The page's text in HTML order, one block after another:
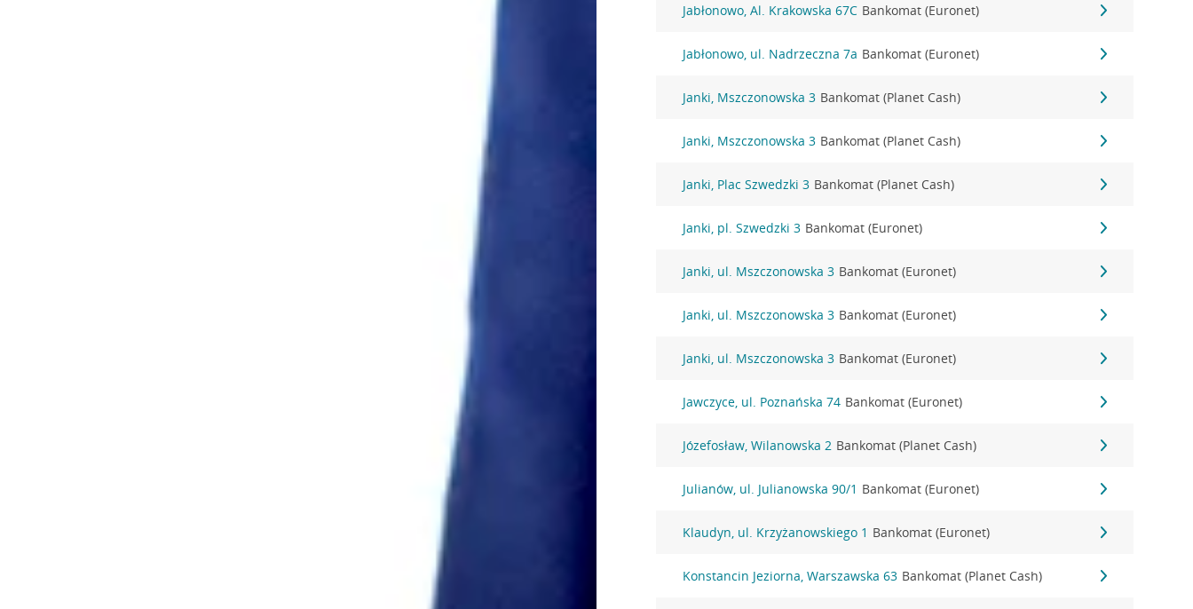
Jabłonowo, Al. Krakowska 67C Bankomat (Euronet)
Jabłonowo, ul. Nadrzeczna 7a Bankomat (Euronet)
Janki, Mszczonowska 3 Bankomat (Planet Cash)
Janki, Mszczonowska 3 Bankomat (Planet Cash)
Janki, Plac Szwedzki 3 Bankomat (Planet Cash)
Janki, pl. Szwedzki 3 Bankomat (Euronet)
Janki, ul. Mszczonowska 3 Bankomat (Euronet)
Janki, ul. Mszczonowska 3 Bankomat (Euronet)
Janki, ul. Mszczonowska 3 Bankomat (Euronet)
Jawczyce, ul. Poznańska 74 Bankomat (Euronet)
Józefosław, Wilanowska 2 Bankomat (Planet Cash)
Julianów, ul. Julianowska 90/1 Bankomat (Euronet)
Klaudyn, ul. Krzyżanowskiego 1 Bankomat (Euronet)
Konstancin Jeziorna, Warszawska 63 Bankomat (Planet Cash)